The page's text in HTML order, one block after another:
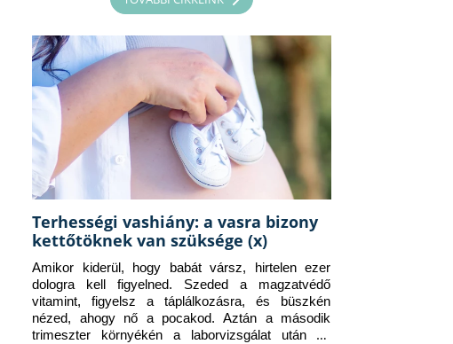
Terhességi vashiány: a vasra bizony
kettőtöknek van szüksége (x)
Amikor kiderül, hogy babát vársz, hirtelen ezer
dologra kell figyelned. Szeded a magzatvédő
vitamint, figyelsz a táplálkozásra, és büszkén
nézed, ahogy nő a pocakod. Aztán a második
trimeszter környékén a laborvizsgálat után az